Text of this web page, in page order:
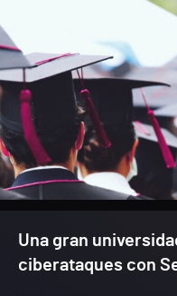
Una gran
ciberataques con